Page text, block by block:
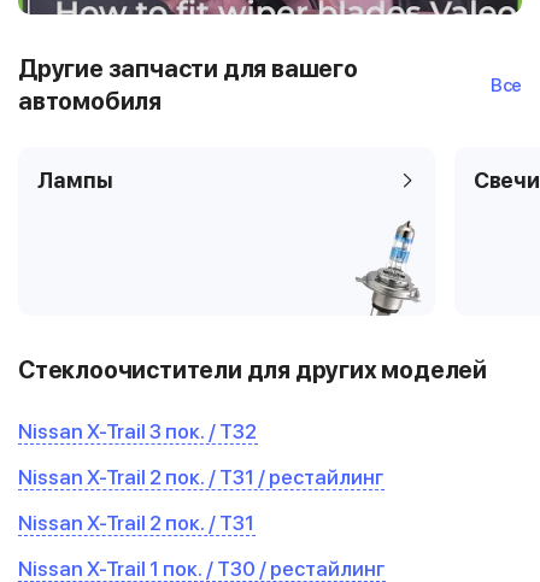
Другие запчасти для вашего
автомобиля
Все
Лампы
Стеклоочистители для других моделей
Nissan X-Trail 3 пок. / T32
Nissan X-Trail 2 пок. / T31 / рестайлинг
Nissan X-Trail 2 пок. / T31
Nissan X-Trail 1 пок. / T30 / рестайлинг